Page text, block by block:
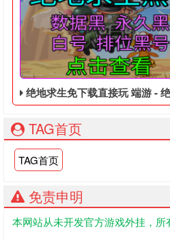
暴雪娱乐与网易联合出品的手游
绝地求生免下载直接玩 端游 - 绝地求生便宜的
TAG首页
TAG首页
免责申明
本网站从未开发官方游戏外挂，